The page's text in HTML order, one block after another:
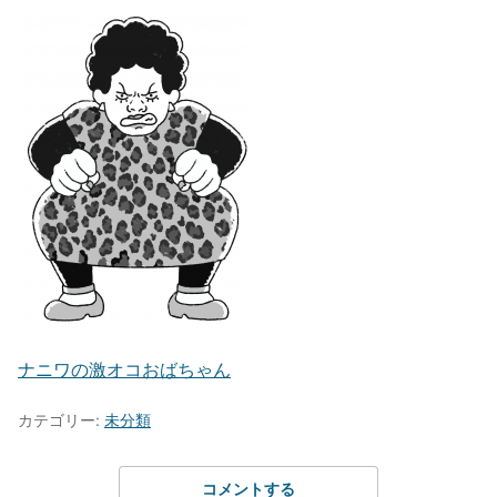
ナニワの激オコおばちゃん
カテゴリー: 未分類
コメントする